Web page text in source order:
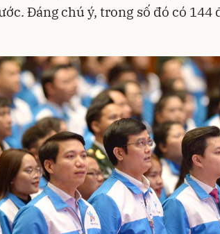
Đáng chú ý, trong số đó có 144